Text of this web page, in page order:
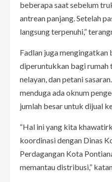
beberapa saat sebelum
antrean panjang. Setelah
langsung terpenuhi,”
Fadlan juga mengingatkan
diperuntukkan bagi
nelayan, dan petani
menduga ada oknum
jumlah besar untuk dijual
“Hal ini yang kita
koordinasi dengan Dinas
Perdagangan Kota
memantau distribusi,”